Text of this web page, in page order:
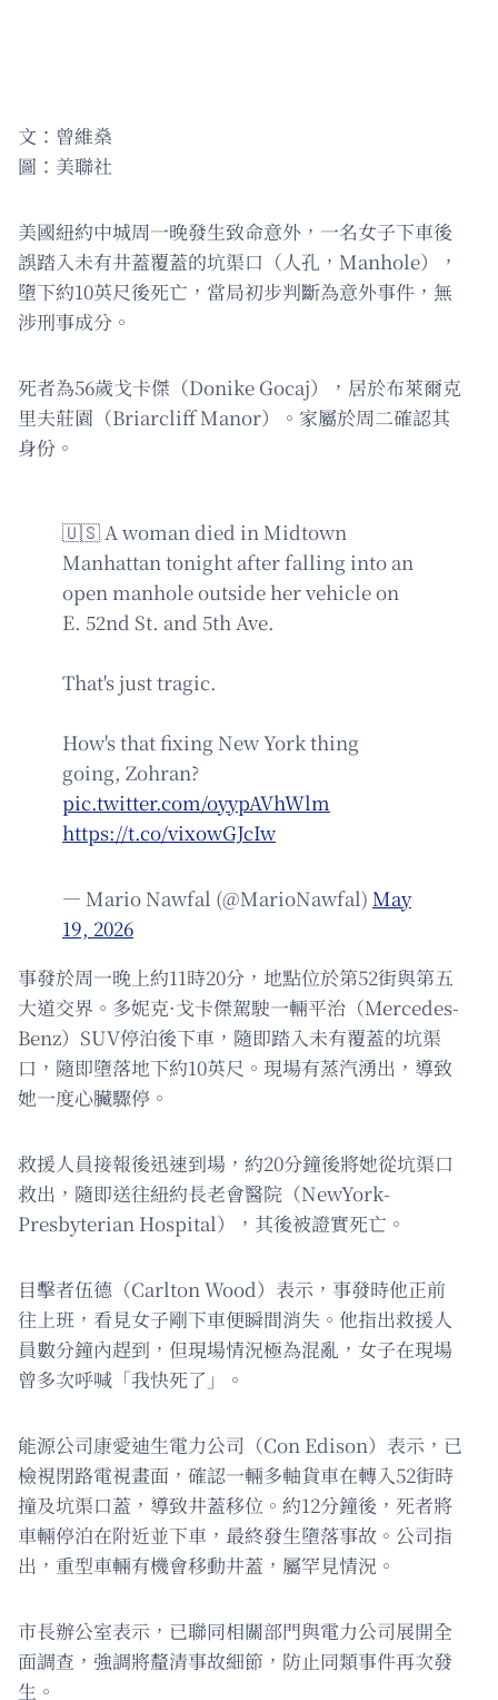
文：曾維燊
圖：美聯社
美國紐約中城周一晚發生致命意外，一名女子下車後
誤踏入未有井蓋覆蓋的坑渠口（人孔，Manhole），
墮下約10英尺後死亡，當局初步判斷為意外事件，無
涉刑事成分。
死者為56歲戈卡傑（Donike Gocaj），居於布萊爾克
里夫莊園（Briarcliff Manor）。家屬於周二確認其
身份。
🇺🇸 A woman died in Midtown
Manhattan tonight after falling into an
open manhole outside her vehicle on
E. 52nd St. and 5th Ave.
That's just tragic.
How's that fixing New York thing
going, Zohran?
pic.twitter.com/oyypAVhWlm
https://t.co/vixowGJcIw
— Mario Nawfal (@MarioNawfal) May
19, 2026
事發於周一晚上約11時20分，地點位於第52街與第五
大道交界。多妮克·戈卡傑駕駛一輛平治（Mercedes-
Benz）SUV停泊後下車，隨即踏入未有覆蓋的坑渠
口，隨即墮落地下約10英尺。現場有蒸汽湧出，導致
她一度心臟驟停。
救援人員接報後迅速到場，約20分鐘後將她從坑渠口
救出，隨即送往紐約長老會醫院（NewYork-
Presbyterian Hospital），其後被證實死亡。
目擊者伍德（Carlton Wood）表示，事發時他正前
往上班，看見女子剛下車便瞬間消失。他指出救援人
員數分鐘內趕到，但現場情況極為混亂，女子在現場
曾多次呼喊「我快死了」。
能源公司康愛迪生電力公司（Con Edison）表示，已
檢視閉路電視畫面，確認一輛多軸貨車在轉入52街時
撞及坑渠口蓋，導致井蓋移位。約12分鐘後，死者將
車輛停泊在附近並下車，最終發生墮落事故。公司指
出，重型車輛有機會移動井蓋，屬罕見情況。
市長辦公室表示，已聯同相關部門與電力公司展開全
面調查，強調將釐清事故細節，防止同類事件再次發
生。